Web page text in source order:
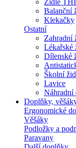
Židle
Balanční
Klekačky
Ostatní
Zahradní
Lékařské
Dílenské
Školní
Lavice
Náhradní
Doplňky,
Ergonomické
Věšáky
Podložky a
Paravany